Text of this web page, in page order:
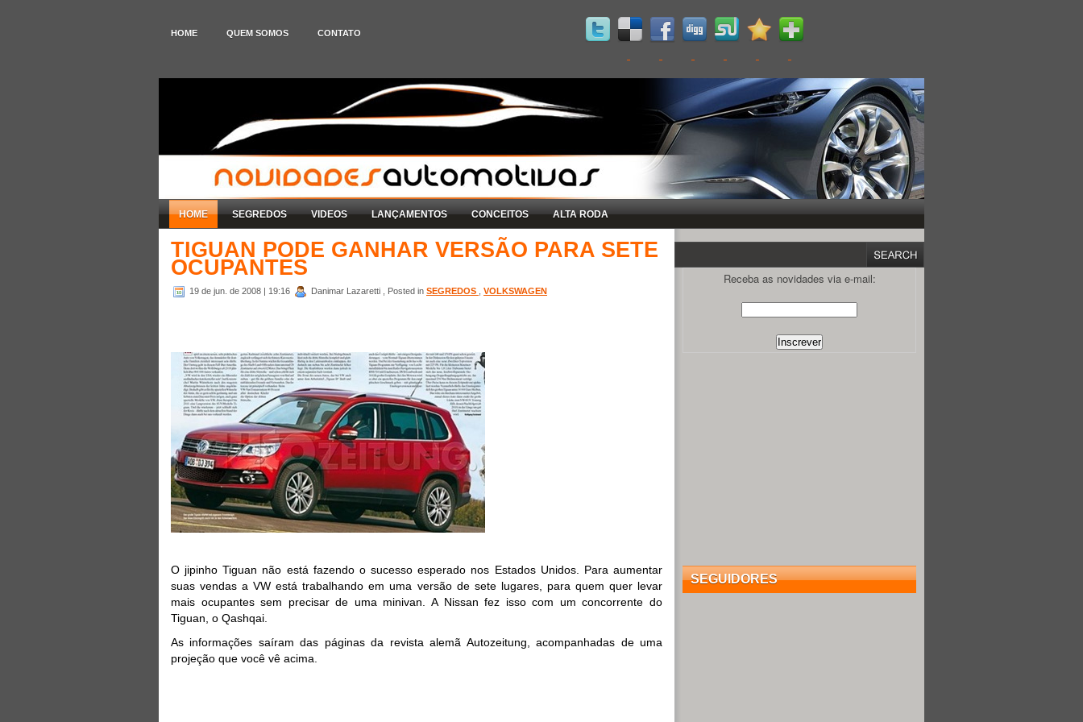
HOME QUEM SOMOS CONTATO
HOME SEGREDOS VIDEOS LANÇAMENTOS CONCEITOS ALTA RODA
TIGUAN PODE GANHAR VERSÃO PARA SETE
OCUPANTES
19 de jun. de 2008 | 19:16 Danimar Lazaretti , Posted in SEGREDOS VOLKSWAGEN
O jipinho Tiguan não está fazendo o sucesso esperado nos Estados Unidos. Para aumentar
suas vendas a VW está trabalhando em uma versão de sete lugares, para quem quer levar
mais ocupantes sem precisar de uma minivan. A Nissan fez isso com um concorrente do
Tiguan, o Qashqai.
As informações saíram das páginas da revista alemã Autozeitung, acompanhadas de uma
projeção que você vê acima.
Receba as novidades via e-mail:
SEGUIDORES